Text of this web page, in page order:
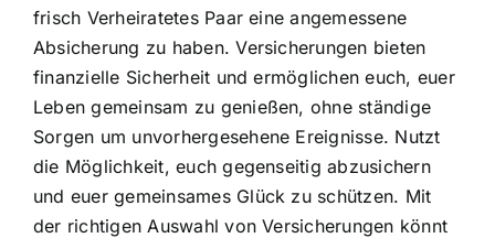
frisch Verheiratetes Paar eine angemessene
Absicherung zu haben. Versicherungen bieten
finanzielle Sicherheit und ermöglichen euch, euer
Leben gemeinsam zu genießen, ohne ständige
Sorgen um unvorhergesehene Ereignisse. Nutzt
die Möglichkeit, euch gegenseitig abzusichern
und euer gemeinsames Glück zu schützen. Mit
der richtigen Auswahl von Versicherungen könnt